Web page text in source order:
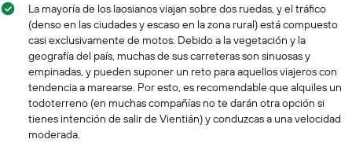
La mayoría de los laosianos viajan sobre dos ruedas, y el tráfico
(denso en las ciudades y escaso en la zona rural) está compuesto
casi exclusivamente de motos. Debido a la vegetación y la
geografía del país, muchas de sus carreteras son sinuosas y
empinadas, y pueden suponer un reto para aquellos viajeros con
tendencia a marearse. Por esto, es recomendable que alquiles un
todoterreno (en muchas compañías no te darán otra opción si
tienes intención de salir de Vientián) y conduzcas a una velocidad
moderada.